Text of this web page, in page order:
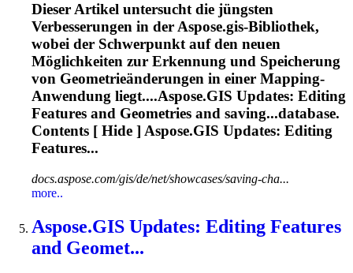
Dieser Artikel untersucht die jüngsten
Verbesserungen in derAspose.gis-Bibliothek,
wobei der Schwerpunkt auf den neuen
Möglichkeiten zur Erkennung und Speicherung
von Geometrieänderungen in einer Mapping-
Anwendung liegt....Aspose.GIS Updates: Editing
Features and Geometries and saving...database.
Contents [ Hide ] Aspose.GIS Updates: Editing
Features...
docs.aspose.com/gis/de/net/showcases/saving-cha...
more..
Aspose.GIS Updates: Editing Features
and Geomet...